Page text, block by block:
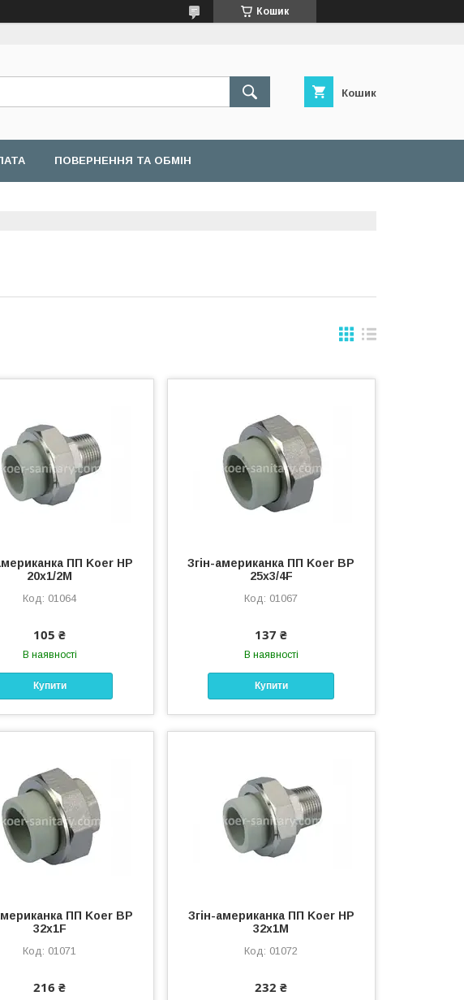
Кошик
Кошик
ПОВЕРНЕННЯ ТА ОБМІН
ПП Koer НР
20x1/2M
01064
105 ₴
В наявності
Купити
Згін-американка ПП Koer ВР
25x3/4F
01067
137 ₴
В наявності
Купити
ПП Koer ВР
32x1F
01071
216 ₴
Згін-американка ПП Koer НР
32x1M
01072
232 ₴